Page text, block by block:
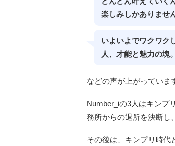
楽しみしかありませ
いよいよでワクワク
人、才能と魅力の塊
などの声が上がっていま
Number_iの3人はキンプ
務所からの退所を決断し
その後は、キンプリ時代